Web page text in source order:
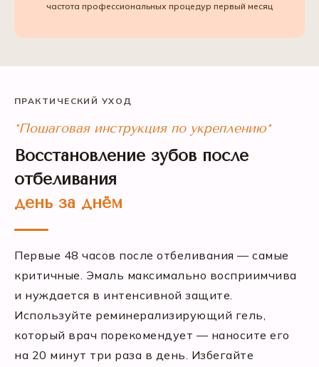
частота профессиональных процедур первый месяц
ПРАКТИЧЕСКИЙ УХОД
*Пошаговая инструкция по укреплению*
Восстановление зубов после
отбеливания
день за днём
Первые 48 часов после отбеливания — самые
критичные. Эмаль максимально восприимчива
и нуждается в интенсивной защите.
Используйте реминерализирующий гель,
который врач порекомендует — наносите его
на 20 минут три раза в день. Избегайте